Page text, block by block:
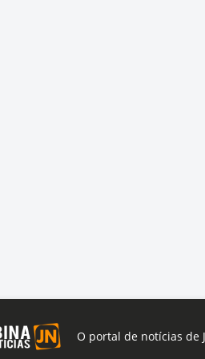
O portal de notícias de